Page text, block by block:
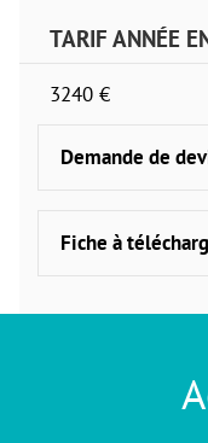
TARIF ANNÉE
3240 €
Demande de
Fiche à